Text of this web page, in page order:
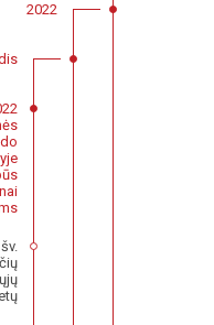
2022